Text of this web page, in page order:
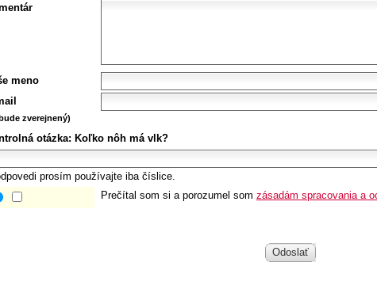
meno
zverejnený)
otázka: Koľko nôh má vlk?
prosím používajte iba číslice.
Prečítal som si a porozumel som zásadám spracovania a
Odoslať